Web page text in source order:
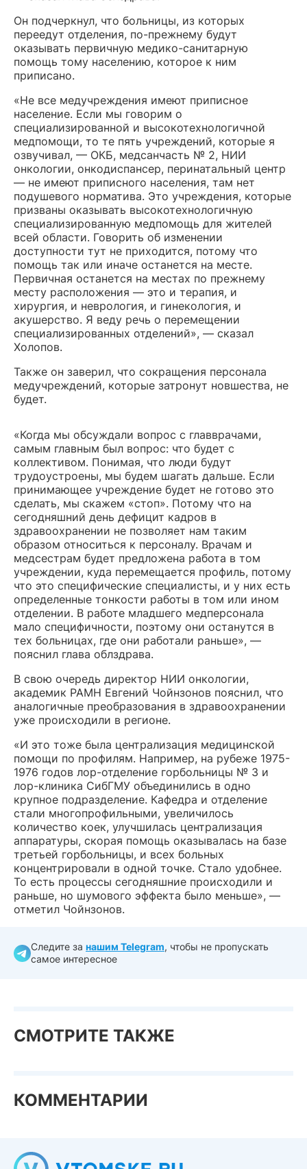
Он подчеркнул, что больницы, из которых
переедут отделения, по-прежнему будут
оказывать первичную медико-санитарную
помощь тому населению, которое к ним
приписано.
«Не все медучреждения имеют приписное
население. Если мы говорим о
специализированной и высокотехнологичной
медпомощи, то те пять учреждений, которые я
озвучивал, — ОКБ, медсанчасть № 2, НИИ
онкологии, онкодиспансер, перинатальный центр
— не имеют приписного населения, там нет
подушевого норматива. Это учреждения, которые
призваны оказывать высокотехнологичную
специализированную медпомощь для жителей
всей области. Говорить об изменении
доступности тут не приходится, потому что
помощь так или иначе останется на месте.
Первичная останется на местах по прежнему
месту расположения — это и терапия, и
хирургия, и неврология, и гинекология, и
акушерство. Я веду речь о перемещении
специализированных отделений», — сказал
Холопов.
Также он заверил, что сокращения персонала
медучреждений, которые затронут новшества, не
будет.
«Когда мы обсуждали вопрос с главврачами,
самым главным был вопрос: что будет с
коллективом. Понимая, что люди будут
трудоустроены, мы будем шагать дальше. Если
принимающее учреждение будет не готово это
сделать, мы скажем «стоп». Потому что на
сегодняшний день дефицит кадров в
здравоохранении не позволяет нам таким
образом относиться к персоналу. Врачам и
медсестрам будет предложена работа в том
учреждении, куда перемещается профиль, потому
что это специфические специалисты, и у них есть
определенные тонкости работы в том или ином
отделении. В работе младшего медперсонала
мало специфичности, поэтому они останутся в
тех больницах, где они работали раньше», —
пояснил глава облздрава.
В свою очередь директор НИИ онкологии,
академик РАМН Евгений Чойнзонов пояснил, что
аналогичные преобразования в здравоохранении
уже происходили в регионе.
«И это тоже была централизация медицинской
помощи по профилям. Например, на рубеже 1975-
1976 годов лор-отделение горбольницы № 3 и
лор-клиника СибГМУ объединились в одно
крупное подразделение. Кафедра и отделение
стали многопрофильными, увеличилось
количество коек, улучшилась централизация
аппаратуры, скорая помощь оказывалась на базе
третьей горбольницы, и всех больных
концентрировали в одной точке. Стало удобнее.
То есть процессы сегодняшние происходили и
раньше, но шумового эффекта было меньше», —
отметил Чойнзонов.
Следите за нашим Telegram, чтобы не пропускать
самое интересное
СМОТРИТЕ ТАКЖЕ
КОММЕНТАРИИ